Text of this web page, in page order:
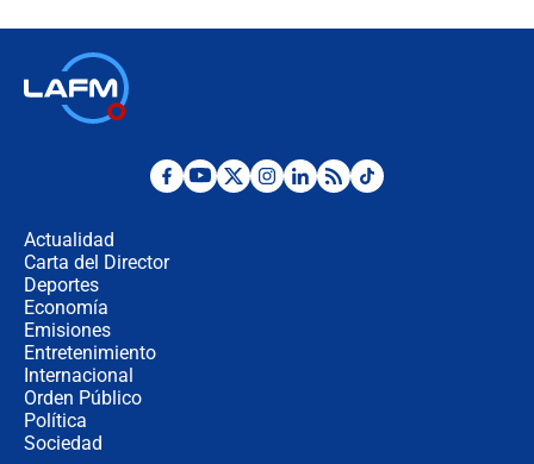
¿Por qué De la Espriella gobernará
Actualidad
Carta del Director
Deportes
Economía
Emisiones
Entretenimiento
Internacional
Orden Público
Política
Sociedad